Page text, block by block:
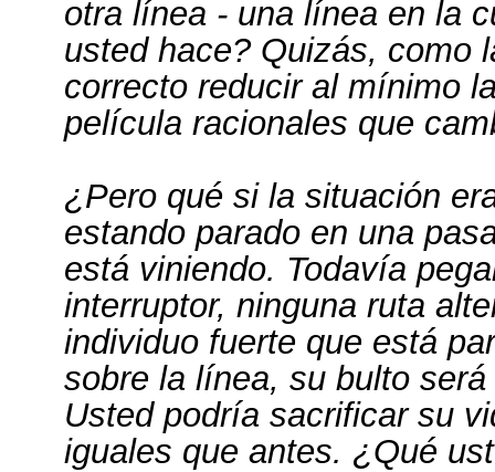
otra línea - una línea en la
usted hace? Quizás, como
correcto reducir al mínimo
película racionales que
¿Pero qué si la situación
estando parado en una
está viniendo. Todavía
interruptor, ninguna ruta
individuo fuerte que está
sobre la línea, su bulto
Usted podría sacrificar su
iguales que antes. ¿Qué